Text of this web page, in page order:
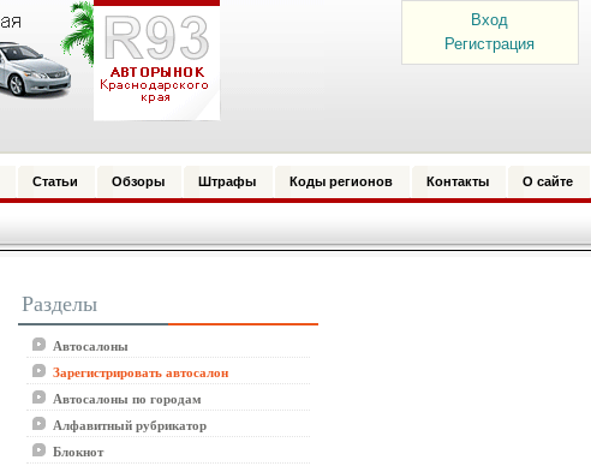
Вход
Регистрация
Статьи Обзоры Штрафы Коды регионов Контакты О сайте
Разделы
Автосалоны
Зарегистрировать автосалон
Автосалоны по городам
Алфавитный рубрикатор
Блокнот